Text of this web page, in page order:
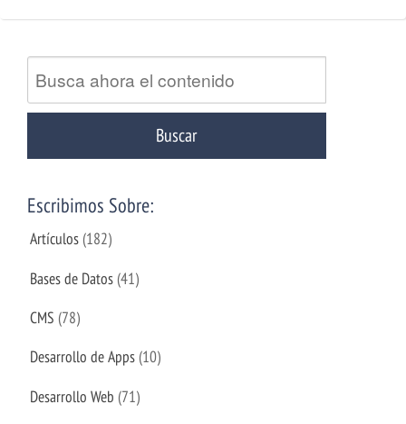
Escribimos Sobre:
Artículos (182)
Bases de Datos (41)
CMS (78)
Desarrollo de Apps (10)
Desarrollo Web (71)